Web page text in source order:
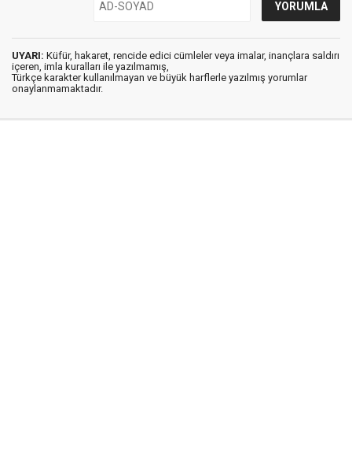
UYARI: Küfür, hakaret, rencide edici cümleler veya imalar, inançlara saldırı
içeren, imla kuralları ile yazılmamış,
Türkçe karakter kullanılmayan ve büyük harflerle yazılmış yorumlar
onaylanmamaktadır.